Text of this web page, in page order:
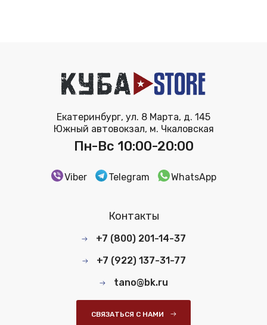
Екатеринбург, ул. 8 Марта, д. 145
Южный автовокзал, м. Чкаловская
Пн-Вс 10:00-20:00
Viber Telegram WhatsApp
Контакты
+7 (800) 201-14-37
+7 (922) 137-31-77
tano@bk.ru
СВЯЗАТЬСЯ С НАМИ